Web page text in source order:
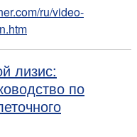
ru/video-
лизис:
по